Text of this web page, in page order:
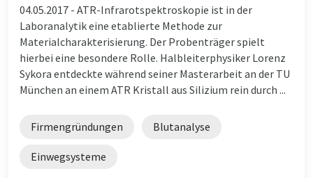
04.05.2017 - ATR-Infrarotspektroskopie ist in der
Laboranalytik eine etablierte Methode zur
Materialcharakterisierung. Der Probenträger spielt
hierbei eine besondere Rolle. Halbleiterphysiker Lorenz
Sykora entdeckte während seiner Masterarbeit an der TU
München an einem ATR Kristall aus Silizium rein durch ...
Firmengründungen Blutanalyse
Einwegsysteme